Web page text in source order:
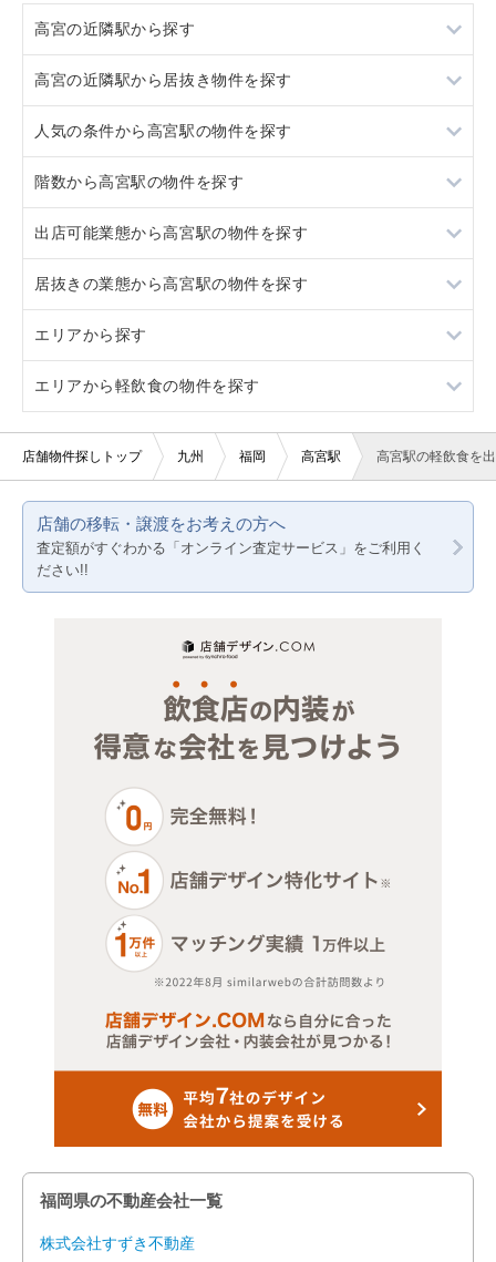
高宮の近隣駅から探す
大橋
西鉄平尾
井尻
薬院
高宮の近隣駅から居抜き物件を探す
大橋
西鉄平尾
井尻
薬院
人気の条件から高宮駅の物件を探す
居抜き
スケルトン
ロードサイド物件
駐車場あり
10坪以下
20坪以下
階数から高宮駅の物件を探す
1階
出店可能業態から高宮駅の物件を探す
重飲食
軽飲食
居抜きの業態から高宮駅の物件を探す
テイクアウト
お弁当・惣菜・デリ
その他
エリアから探す
福岡
熊本
エリアから軽飲食の物件を探す
福岡
鹿児島
店舗物件探しトップ 九州 福岡 高宮駅 高宮駅の軽飲食を
店舗の移転・譲渡をお考えの方へ
査定額がすぐわかる「オンライン査定サービス」をご利用く
ださい!!
福岡県の不動産会社一覧
株式会社すずき不動産